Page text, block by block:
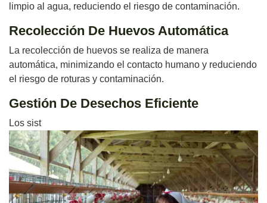
limpio al agua, reduciendo el riesgo de contaminación.
Recolección De Huevos Automática
La recolección de huevos se realiza de manera
automática, minimizando el contacto humano y reduciendo
el riesgo de roturas y contaminación.
Gestión De Desechos Eficiente
Los sist